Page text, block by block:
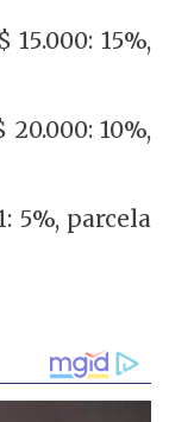
15.000: 15%,
20.000: 10%,
5%, parcela